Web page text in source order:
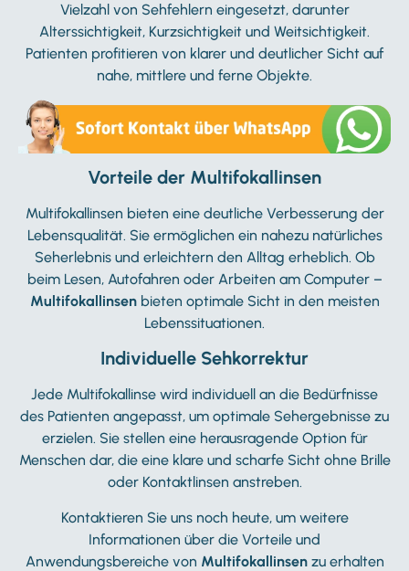
Vielzahl von Sehfehlern eingesetzt, darunter
Alterssichtigkeit, Kurzsichtigkeit und Weitsichtigkeit.
Patienten profitieren von klarer und deutlicher Sicht auf
nahe, mittlere und ferne Objekte.
Vorteile der Multifokallinsen
Multifokallinsen bieten eine deutliche Verbesserung der
Lebensqualität. Sie ermöglichen ein nahezu natürliches
Seherlebnis und erleichtern den Alltag erheblich. Ob
beim Lesen, Autofahren oder Arbeiten am Computer –
Multifokallinsenbieten optimale Sicht in den meisten
Lebenssituationen.
Individuelle Sehkorrektur
Jede Multifokallinse wird individuell an die Bedürfnisse
des Patienten angepasst, um optimale Sehergebnisse zu
erzielen. Sie stellen eine herausragende Option für
Menschen dar, die eine klare und scharfe Sicht ohne Brille
oder Kontaktlinsen anstreben.
Kontaktieren Sie uns noch heute, um weitere
Informationen über die Vorteile und
Anwendungsbereiche von Multifokallinsen zu erhalten